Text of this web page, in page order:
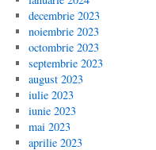
decembrie 2023
noiembrie 2023
octombrie 2023
septembrie 2023
august 2023
iulie 2023
iunie 2023
mai 2023
aprilie 2023